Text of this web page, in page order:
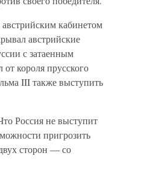
кабинетом
австрийские
с затаенным
короля прусского
III также выступить
Россия не выступит
пригрозить
сторон — со